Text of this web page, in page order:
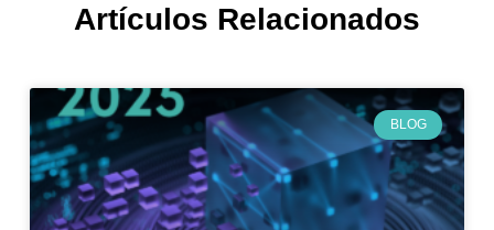
Artículos Relacionados
BLOG